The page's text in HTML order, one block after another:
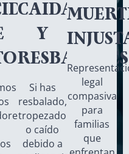
CAIDAS
Y
RESBALONES
Si has
resbalado,
tropezado
o caído
debido a
legal
compasiva
para
familias
que